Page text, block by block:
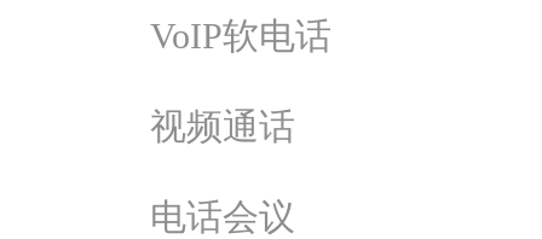
VoIP软电话
视频通话
电话会议